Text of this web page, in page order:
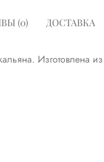
(0) ДОСТАВКА
Изготовлена